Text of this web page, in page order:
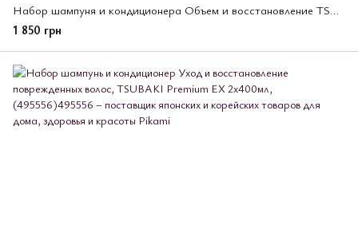
Набор шампуня и кондиционера Объем и восстановление TSUBAKI Premium 2 шт *450 мл (502827)
1 850 грн